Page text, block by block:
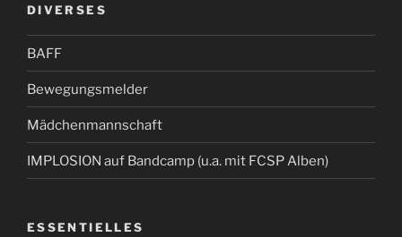
DIVERSES
BAFF
Bewegungsmelder
Mädchenmannschaft
IMPLOSION auf Bandcamp (u.a. mit FCSP Alben)
ESSENTIELLES